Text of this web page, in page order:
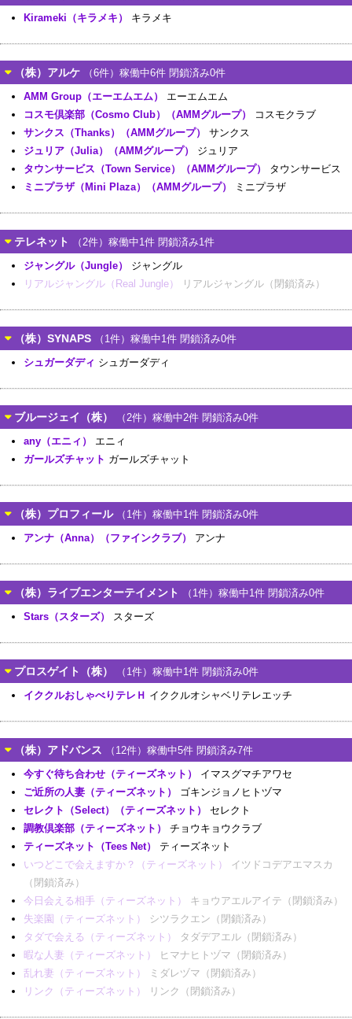
Kirameki（キラメキ） キラメキ
（株）アルケ （6件）稼働中6件 閉鎖済み0件
AMM Group（エーエムエム）
エーエムエム
コスモ倶楽部（Cosmo Club）（AMMグループ）
コスモクラブ
サンクス（Thanks）（AMMグループ）
サンクス
ジュリア（Julia）（AMMグループ）
ジュリア
タウンサービス（Town Service）（AMMグループ）
タウンサービス
ミニプラザ（Mini Plaza）（AMMグループ）
ミニプラザ
テレネット （2件）稼働中1件 閉鎖済み1件
ジャングル（Jungle）
ジャングル
リアルジャングル（Real Jungle）
リアルジャングル（閉鎖済み）
（株）SYNAPS （1件）稼働中1件 閉鎖済み0件
シュガーダディ シュガーダディ
ブルージェイ（株） （2件）稼働中2件 閉鎖済み0件
any（エニィ）
エニィ
ガールズチャット ガールズチャット
（株）プロフィール （1件）稼働中1件 閉鎖済み0件
アンナ（Anna）（ファインクラブ） アンナ
（株）ライブエンターテイメント （1件）稼働中1件 閉鎖済み0件
Stars（スターズ） スターズ
プロスゲイト（株） （1件）稼働中1件 閉鎖済み0件
イククルおしゃべりテレＨ イククルオシャベリテレエッチ
（株）アドバンス （12件）稼働中5件 閉鎖済み7件
今すぐ待ち合わせ（ティーズネット）
イマスグマチアワセ
ご近所の人妻（ティーズネット）
ゴキンジョノヒトヅマ
セレクト（Select）（ティーズネット）
セレクト
調教倶楽部（ティーズネット）
チョウキョウクラブ
ティーズネット（Tees Net）
ティーズネット
いつどこで会えますか？（ティーズネット）
イツドコデアエマスカ
（閉鎖済み）
今日会える相手（ティーズネット）
キョウアエルアイテ（閉鎖済み）
失楽園（ティーズネット）
シツラクエン（閉鎖済み）
タダで会える（ティーズネット）
タダデアエル（閉鎖済み）
暇な人妻（ティーズネット）
ヒマナヒトヅマ（閉鎖済み）
乱れ妻（ティーズネット）
ミダレヅマ（閉鎖済み）
リンク（ティーズネット）
リンク（閉鎖済み）